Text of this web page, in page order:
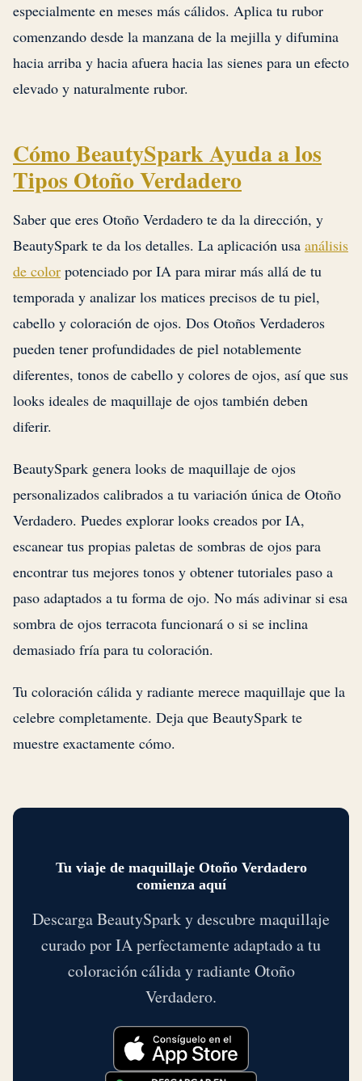
especialmente en meses más cálidos. Aplica tu rubor
comenzando desde la manzana de la mejilla y difumina
hacia arriba y hacia afuera hacia las sienes para un efecto
elevado y naturalmente rubor.
Cómo BeautySpark Ayuda a los
Tipos Otoño Verdadero
Saber que eres Otoño Verdadero te da la dirección, y
BeautySpark te da los detalles. La aplicación usa análisis
de color potenciado por IA para mirar más allá de tu
temporada y analizar los matices precisos de tu piel,
cabello y coloración de ojos. Dos Otoños Verdaderos
pueden tener profundidades de piel notablemente
diferentes, tonos de cabello y colores de ojos, así que sus
looks ideales de maquillaje de ojos también deben
diferir.
BeautySpark genera looks de maquillaje de ojos
personalizados calibrados a tu variación única de Otoño
Verdadero. Puedes explorar looks creados por IA,
escanear tus propias paletas de sombras de ojos para
encontrar tus mejores tonos y obtener tutoriales paso a
paso adaptados a tu forma de ojo. No más adivinar si esa
sombra de ojos terracota funcionará o si se inclina
demasiado fría para tu coloración.
Tu coloración cálida y radiante merece maquillaje que la
celebre completamente. Deja que BeautySpark te
muestre exactamente cómo.
Tu viaje de maquillaje Otoño Verdadero
comienza aquí
Descarga BeautySpark y descubre maquillaje
curado por IA perfectamente adaptado a tu
coloración cálida y radiante Otoño
Verdadero.